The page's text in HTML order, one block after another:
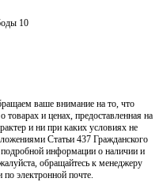
10
ваше внимание на то, что
и ценах, предоставленная на
и ни при каких условиях не
Статьи 437 Гражданского
информации о наличии и
обращайтесь к менеджеру
электронной почте.